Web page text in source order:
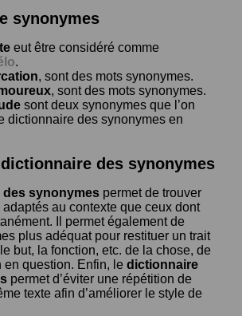
synonymes
eut être considéré comme
.
, sont des mots synonymes.
, sont des mots synonymes.
sont deux synonymes que l’on
dictionnaire des synonymes en
dictionnaire des synonymes
synonymes permet de trouver
au contexte que ceux dont
Il permet également de
plus adéquat pour restituer un trait
but, la fonction, etc. de la chose, de
en question. Enfin, le dictionnaire
permet d’éviter une répétition de
texte afin d’améliorer le style de